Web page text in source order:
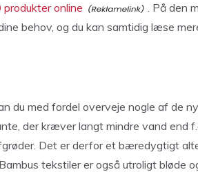
produkter online
. På den
behov, og du kan samtidig læse
du med fordel overveje nogle af de
der kræver langt mindre vand end
Det er derfor et bæredygtigt
tekstiler er også utroligt bløde